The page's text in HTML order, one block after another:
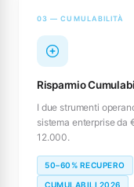
03 — CUMULABILITÀ
Risparmio
I due strumenti
sistema enterprise
12.000.
50–60% RECUPERO
CUMULABILI 2026